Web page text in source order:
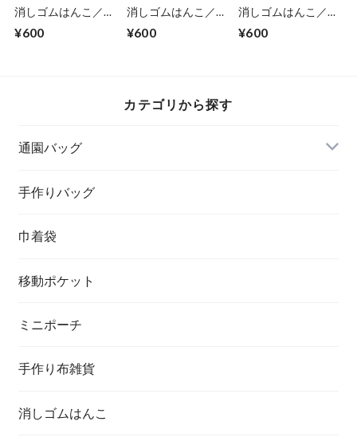
消しゴムはんこ／工
具シリーズ・金のこ
(1-59)
¥600
消しゴムはんこ／ア
スパラガス (1-37)
¥600
消しゴムはんこ／工
具シリーズ・のこぎ
り(2) (1-54)
¥600
カテゴリから探す
通園バッグ
手作りバッグ
巾着袋
移動ポケット
ミニポーチ
手作り布雑貨
消しゴムはんこ